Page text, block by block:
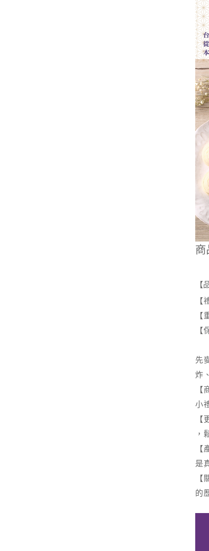
商
【
【
【
【
先
炸
【
小
【
，
【
是
【
的